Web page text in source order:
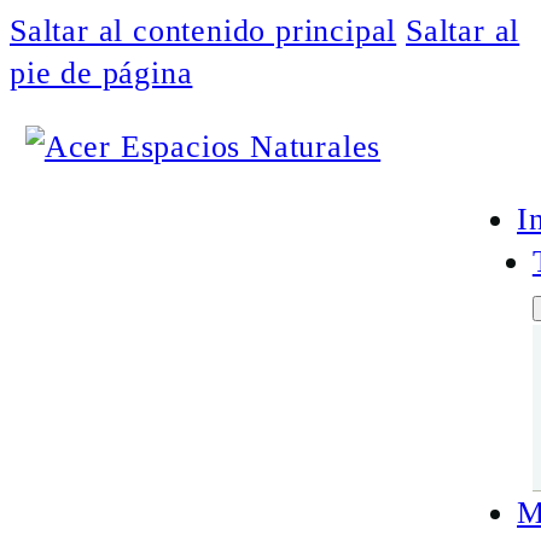
Saltar al contenido principal Saltar al
pie de página